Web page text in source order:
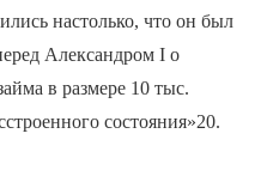
настолько, что он был
Александром I о
в размере 10 тыс.
состояния»20.